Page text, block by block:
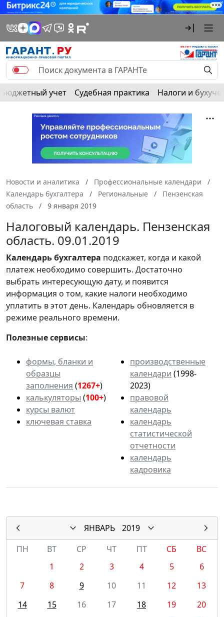
Бюджетный учет Судебная практика Налоги и
Новости и аналитика
Профессиональные календари
Календарь бухгалтера
Региональные
Пензенская
область
9 января 2019
Налоговый календарь. Пензенская
область. 09.01.2019
Календарьбухгалтера подскажет, когда и какой
платеж необходимо совершить. Достаточно
выбрать интересующую дату, и появится
информация о том, какие налоги необходимо
уплатить в этот день. Календарь обновляется в
режиме реального времени.
Полезные сервисы:
формы, бланки и
образцы
заполнения (1267+)
калькуляторы (100+)
курсы валют
ключевая ставка
производственные
календари (1998-
2023)
правовой
календарь
календарь
статистической
отчетности
календарь
кадровика
ЯНВАРЬ
2019
ПН
ВТ СР ЧТ ПТ СБ
ВС
1
2 3 4 5
6
7
8 9 10 11 12
13
14
15 16 17 18 19
20